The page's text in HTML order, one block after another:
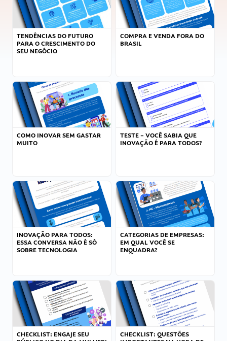
TENDÊNCIAS DO FUTURO
PARA O CRESCIMENTO DO
SEU NEGÓCIO
COMPRA E VENDA FORA DO
BRASIL
COMO INOVAR SEM GASTAR
MUITO
TESTE – VOCÊ SABIA QUE
INOVAÇÃO É PARA TODOS?
INOVAÇÃO PARA TODOS:
ESSA CONVERSA NÃO É SÓ
SOBRE TECNOLOGIA
CATEGORIAS DE EMPRESAS:
EM QUAL VOCÊ SE
ENQUADRA?
CHECKLIST: ENGAJE SEU
CHECKLIST: QUESTÕES